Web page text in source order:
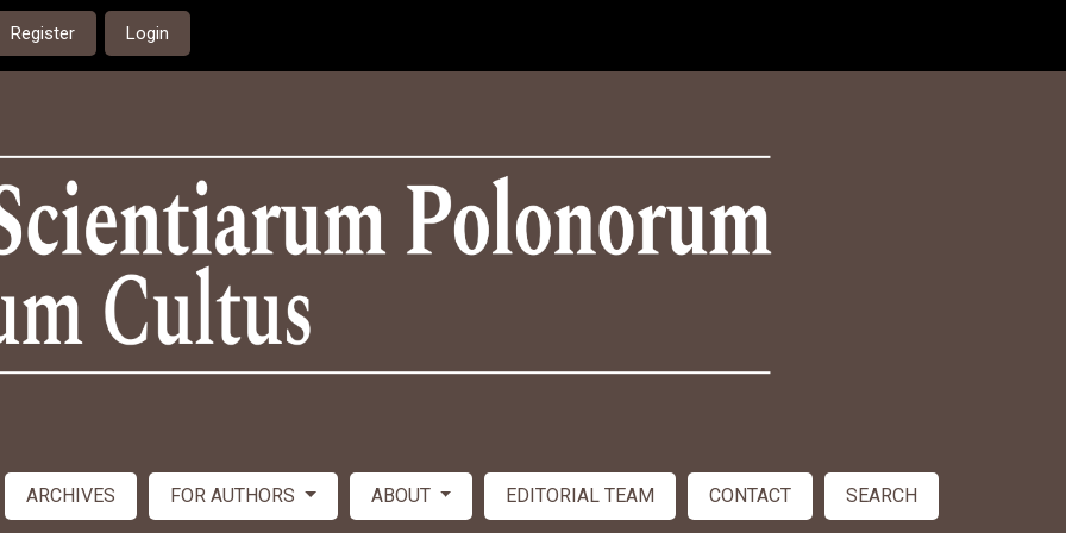
Register Login
ARCHIVES FOR AUTHORS ABOUT EDITORIAL TEAM CONTACT SEARCH